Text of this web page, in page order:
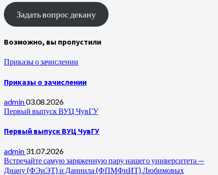
Задать вопрос декану
Возможно, вы пропустили
Приказы о зачислении
Приказы о зачислении
admin03.08.2026
Первый выпуск ВУЦ ЧувГУ
Первый выпуск ВУЦ ЧувГУ
admin 31.07.2026
Встречайте самую заряженную пару нашего университета —
Диану (ФЭиЭТ) и Даниила (ФПМФиИТ) Любимовых